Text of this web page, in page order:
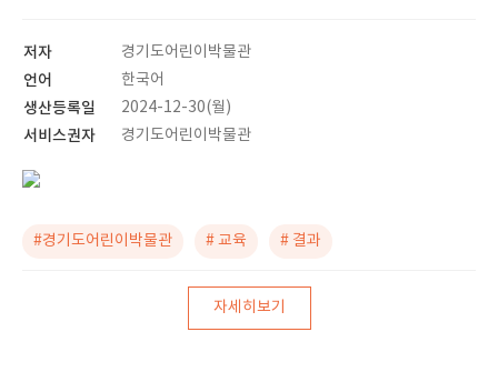
저자 경기도어린이박물관
언어 한국어
생산등록일 2024-12-30(월)
서비스권자 경기도어린이박물관
#경기도어린이박물관 # 교육 # 결과
자세히보기